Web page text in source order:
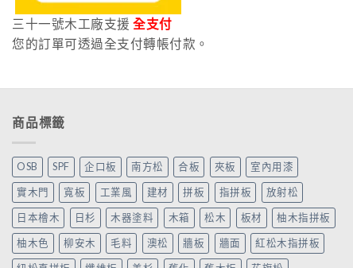
三十一號木工廠支援 全支付
您的訂單可透過全支付轉帳付款。
商品標籤
OSB SPF 企口板 南方松 合板 夾板 室內用漆
實木門 寬板 工業風 建材 拼板 指拼板 放射松
日本檜木 日杉 木器塗料 木箱 松木 板材 柚木指拼板
柚木色 柳安木 毛料 澳松 牆板 牆面 紅松木指拼板